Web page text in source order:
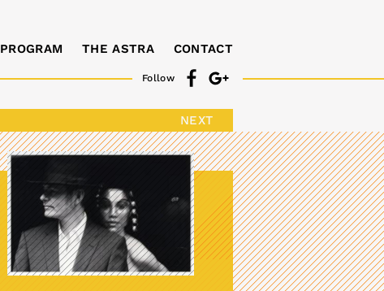
Follow
PROGRAM THE ASTRA CONTACT
NEXT